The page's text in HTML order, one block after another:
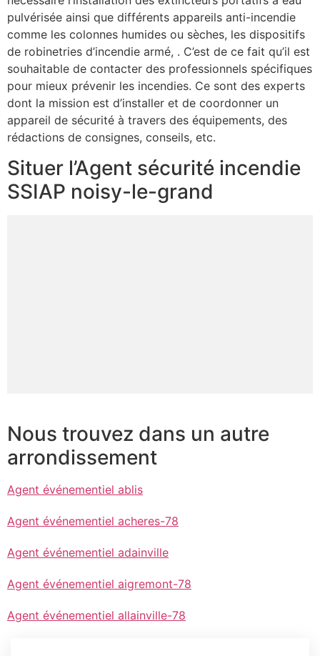
pulvérisée ainsi que différents appareils anti-incendie
comme les colonnes humides ou sèches, les dispositifs
de robinetries d’incendie armé, . C’est de ce fait qu’il est
souhaitable de contacter des professionnels spécifiques
pour mieux prévenir les incendies. Ce sont des experts
dont la mission est d’installer et de coordonner un
appareil de sécurité à travers des équipements, des
rédactions de consignes, conseils, etc.
Situer l’Agent sécurité incendie
SSIAP noisy-le-grand
Nous trouvez dans un autre
arrondissement
Agent événementiel ablis
Agent événementiel acheres-78
Agent événementiel adainville
Agent événementiel aigremont-78
Agent événementiel allainville-78